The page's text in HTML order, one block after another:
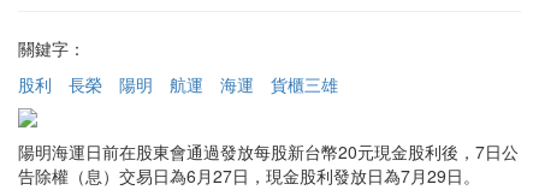
關鍵字：
股利
長榮 陽明 航運 海運 貨櫃三雄
陽明海運日前在股東會通過發放每股新台幣20元現金股利後，7日公
告除權（息）交易日為6月27日，現金股利發放日為7月29日。